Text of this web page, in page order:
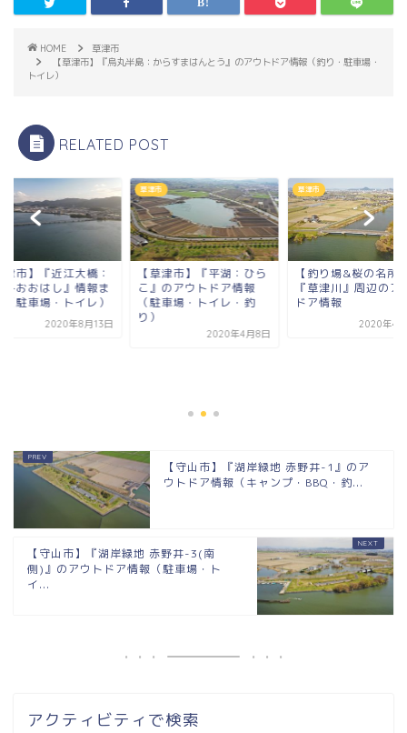
HOME
草津市
【草津市】『烏丸半島：からすまはんとう』のアウトドア情報（釣り・駐車場・
トイレ）
RELATED POST
津市】『平湖：ひら
のアウトドア情報
車場・トイレ・釣
草津市
【釣り場&桜の名所】
『草津川』周辺のアウト
ドア情報
草津市
【守山市】『湖岸緑地 赤野井-1』のア
ウトドア情報（キャンプ・BBQ・釣...
【守山市】『湖岸緑地 赤野井-3(南
側)』のアウトドア情報（駐車場・ト
イ...
アクティビティで検索